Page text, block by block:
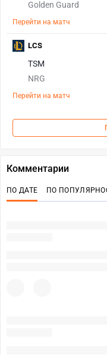
Golden Guard
Перейти на матч
TSM
NRG
Перейти на матч
LCS
Комментарии
ПО ДАТЕ ПО